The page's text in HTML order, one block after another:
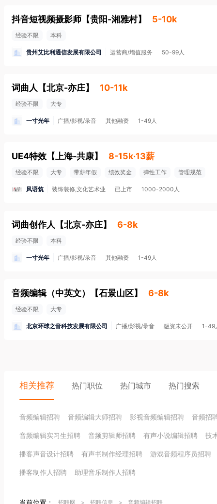
抖音短视频摄影师 【贵阳-湘雅村】 5-10k
经验不限 本科
贵州艾比利通信发展有限公司 运营商/增值服务 50-99人
词曲人 【北京-亦庄】 10-11k
经验不限 大专
一寸光年 广播/影视/录音 其他融资 1-49人
UE4特效 【 上海-共康】 8-15k·13薪
经验不限 大专 带薪年假 绩效奖金 弹性工作 管理规范
风语筑 装饰装修,文化艺术业 已上市 1000-2000人
词曲创作人 【北京-亦庄】 6-8k
经验不限 本科
一寸光年 广播/影视/录音 其他融资 1-49人
音频编辑（中英文） 【石景山区】 6-8k
经验不限 大专
北京环球之音科技发展有限公司 广播/影视/录音 融资未公开 1-49
相关推荐 热门职位 热门城市 热门搜索
音频编辑招聘 音频编辑大师招聘 影视音频编辑招聘 音频招
音频编辑实习生招聘 音频剪辑师招聘 有声小说编辑招聘 技
播客声音设计招聘 有声书制作经理招聘 游戏音频程序员招聘
播客制作人招聘 助理音乐制作人招聘
当前位置： 招聘网 > 招聘信息 > 音频编辑招聘